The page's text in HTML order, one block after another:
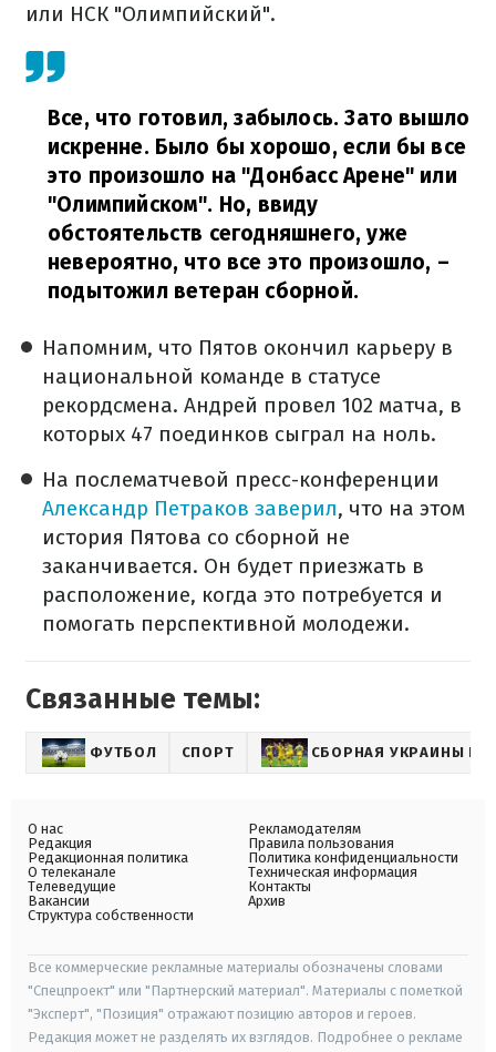
или НСК "Олимпийский".
Все, что готовил, забылось. Зато вышло
искренне. Было бы хорошо, если бы все
это произошло на "Донбасс Арене" или
"Олимпийском". Но, ввиду
обстоятельств сегодняшнего, уже
невероятно, что все это произошло, –
подытожил ветеран сборной.
Напомним, что Пятов окончил карьеру в
национальной команде в статусе
рекордсмена. Андрей провел 102 матча, в
которых 47 поединков сыграл на ноль.
На послематчевой пресс-конференции
Александр Петраков заверил, что на этом
история Пятова со сборной не
заканчивается. Он будет приезжать в
расположение, когда это потребуется и
помогать перспективной молодежи.
Связанные темы:
ФУТБОЛ СПОРТ СБОРНАЯ УКРАИНЫ
О нас
Редакция
Редакционная политика
О телеканале
Телеведущие
Вакансии
Структура собственности
Рекламодателям
Правила пользования
Политика конфиденциальности
Техническая информация
Контакты
Архив
Все коммерческие рекламные материалы обозначены словами
"Спецпроект" или "Партнерский материал". Материалы с пометкой
"Эксперт", "Позиция" отражают позицию авторов и героев.
Редакция может не разделять их взглядов. Подробнее о рекламе